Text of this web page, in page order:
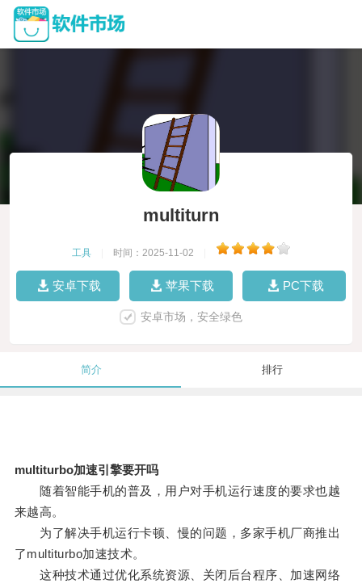
multiturn
工具 时间：2025-11-02
安卓下载 苹果下载 PC下载
安卓市场，安全绿色
简介 排行
multiturbo加速引擎要开吗
随着智能手机的普及，用户对手机运行速度的要求也越
来越高。
为了解决手机运行卡顿、慢的问题，多家手机厂商推出
了multiturbo加速技术。
这种技术通过优化系统资源、关闭后台程序、加速网络